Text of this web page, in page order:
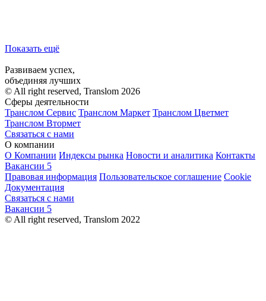
Показать ещё
Развиваем успех,
объединяя лучших
© All right reserved, Translom 2026
Сферы деятельности
Транслом Сервис Транслом Маркет Транслом Цветмет
Транслом Втормет
Связаться с нами
О компании
О Компании Индексы рынка Новости и аналитика Контакты
Вакансии 5
Правовая информация Пользовательское соглашение Cookie
Документация
Связаться с нами
Вакансии 5
© All right reserved, Translom 2022